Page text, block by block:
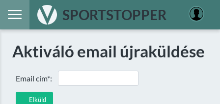
SPORTSTOPPER
Aktiváló email újraküldése
Elküld
Email cím*: